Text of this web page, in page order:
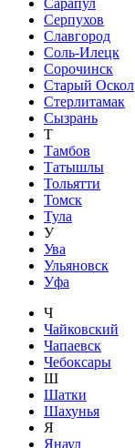
Сарапул
Серпухов
Славгород
Соль-Илецк
Сорочинск
Старый Оскол
Стерлитамак
Сызрань
Т
Тамбов
Татышлы
Тольятти
Томск
Тула
У
Ува
Ульяновск
Уфа
Ч
Чайковский
Чапаевск
Чебоксары
Ш
Шатки
Шахунья
Я
Янаул